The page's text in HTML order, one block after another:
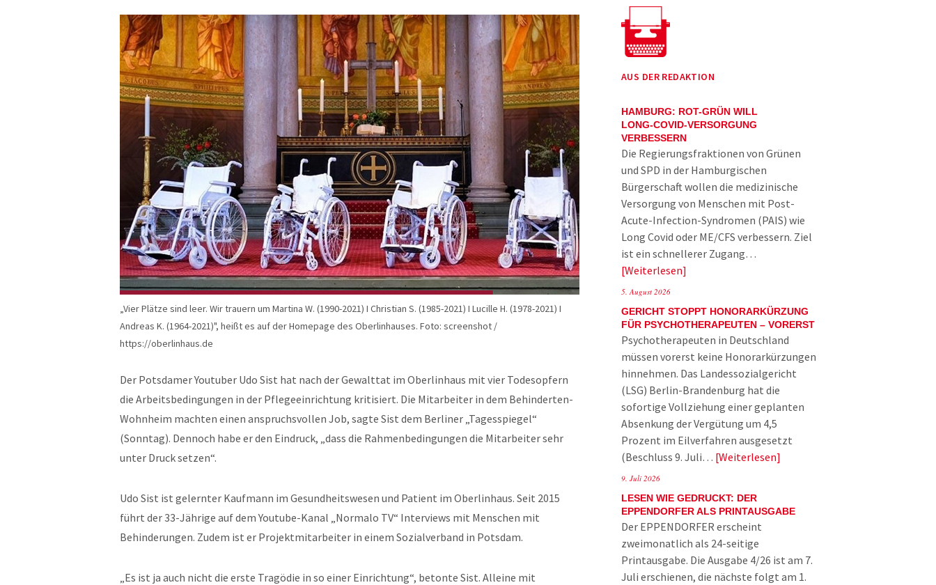
„Vier Plätze sind leer. Wir trauern um Martina W. (1990-2021) I Christian S. (1985-2021) I Lucille H. (1978-2021) I
Andreas K. (1964-2021)", heißt es auf der Homepage des Oberlinhauses. Foto: screenshot /
https://oberlinhaus.de
Der Potsdamer Youtuber Udo Sist hat nach der Gewalttat im Oberlinhaus mit vier Todesopfern
die Arbeitsbedingungen in der Pflegeeinrichtung kritisiert. Die Mitarbeiter in dem Behinderten-
Wohnheim machten einen anspruchsvollen Job, sagte Sist dem Berliner „Tagesspiegel“
(Sonntag). Dennoch habe er den Eindruck, „dass die Rahmenbedingungen die Mitarbeiter sehr
unter Druck setzen“.
Udo Sist ist gelernter Kaufmann im Gesundheitswesen und Patient im Oberlinhaus. Seit 2015
führt der 33-Jährige auf dem Youtube-Kanal „Normalo TV“ Interviews mit Menschen mit
Behinderungen. Zudem ist er Projektmitarbeiter in einem Sozialverband in Potsdam.
„Es ist ja auch nicht die erste Tragödie in so einer Einrichtung“, betonte Sist. Alleine mit
AUS DER REDAKTION
HAMBURG: ROT-GRÜN WILL
LONG-COVID-VERSORGUNG
VERBESSERN
Die Regierungsfraktionen von Grünen
und SPD in der Hamburgischen
Bürgerschaft wollen die medizinische
Versorgung von Menschen mit Post-
Acute-Infection-Syndromen (PAIS) wie
Long Covid oder ME/CFS verbessern. Ziel
ist ein schnellerer Zugang…
Weiterlesen
5. August 2026
GERICHT STOPPT HONORARKÜRZUNG
FÜR PSYCHOTHERAPEUTEN – VORERST
Psychotherapeuten in Deutschland
müssen vorerst keine Honorarkürzungen
hinnehmen. Das Landessozialgericht
(LSG) Berlin-Brandenburg hat die
sofortige Vollziehung einer geplanten
Absenkung der Vergütung um 4,5
Prozent im Eilverfahren ausgesetzt
(Beschluss 9. Juli… Weiterlesen
9. Juli 2026
LESEN WIE GEDRUCKT: DER
EPPENDORFER ALS PRINTAUSGABE
Der EPPENDORFER erscheint
zweimonatlich als 24-seitige
Printausgabe. Die Ausgabe 4/26 ist am 7.
Juli erschienen, die nächste folgt am 1.